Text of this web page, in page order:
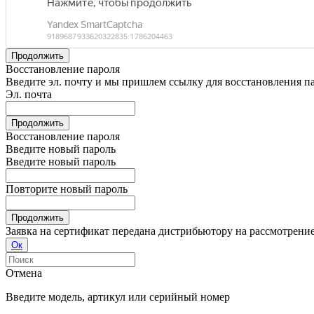
Продолжить
Восстановление пароля
Введите эл. почту и мы пришлем ссылку для восстановления
Эл. почта
Продолжить
Восстановление пароля
Введите новый пароль
Введите новый пароль
Повторите новый пароль
Продолжить
Заявка на сертификат передана дистрибьютору на
Ок
Отмена
Введите модель, артикул или серийный номер